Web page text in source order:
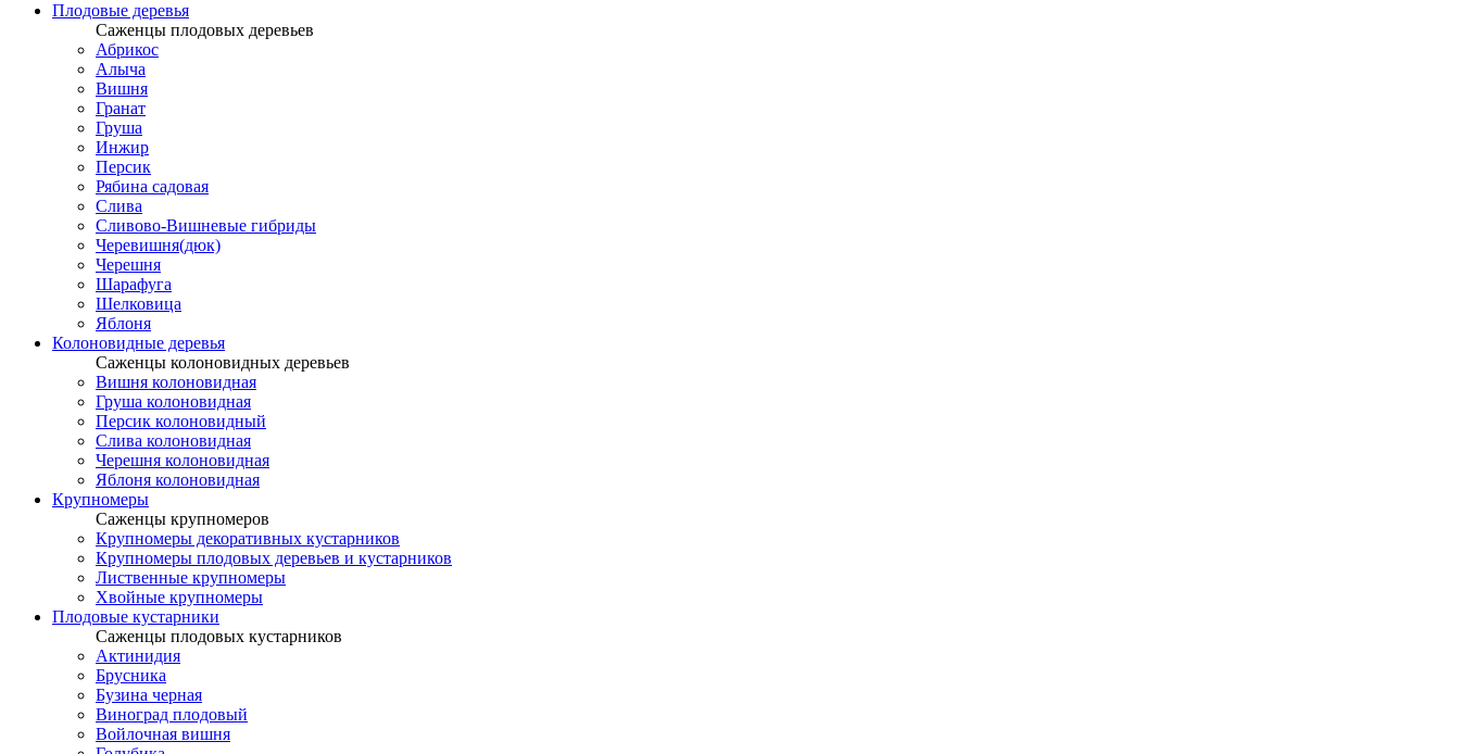
Плодовые деревья
Саженцы плодовых деревьев
Абрикос
Алыча
Вишня
Гранат
Груша
Инжир
Персик
Рябина садовая
Слива
Сливово-Вишневые гибриды
Черевишня(дюк)
Черешня
Шарафуга
Шелковица
Яблоня
Колоновидные деревья
Саженцы колоновидных деревьев
Вишня колоновидная
Груша колоновидная
Персик колоновидный
Слива колоновидная
Черешня колоновидная
Яблоня колоновидная
Крупномеры
Саженцы крупномеров
Крупномеры декоративных кустарников
Крупномеры плодовых деревьев и кустарников
Лиственные крупномеры
Хвойные крупномеры
Плодовые кустарники
Саженцы плодовых кустарников
Актинидия
Брусника
Бузина черная
Виноград плодовый
Войлочная вишня